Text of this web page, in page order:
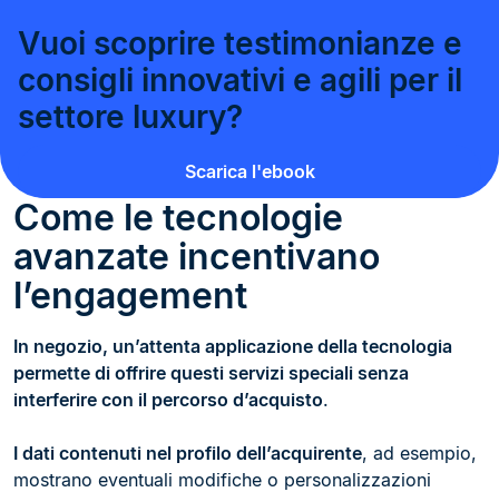
Vuoi scoprire testimonianze e
consigli innovativi e agili per il
settore luxury?
Scarica l'ebook
Come le tecnologie
avanzate incentivano
l’engagement
In negozio, un’attenta applicazione della tecnologia
permette di offrire questi servizi speciali senza
interferire con il percorso d’acquisto.
I dati contenuti nel profilo dell’acquirente, ad esempio,
mostrano eventuali modifiche o personalizzazioni